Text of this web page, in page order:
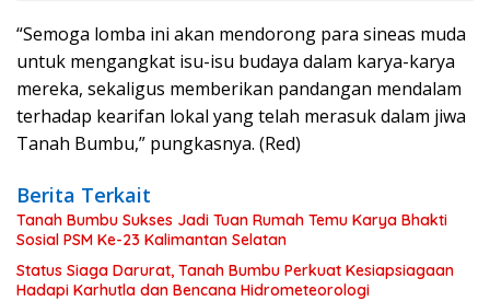
“Semoga lomba ini akan mendorong para sineas muda
untuk mengangkat isu-isu budaya dalam karya-karya
mereka, sekaligus memberikan pandangan mendalam
terhadap kearifan lokal yang telah merasuk dalam jiwa
Tanah Bumbu,” pungkasnya. (Red)
Berita Terkait
Tanah Bumbu Sukses Jadi Tuan Rumah Temu Karya Bhakti
Sosial PSM Ke-23 Kalimantan Selatan
Status Siaga Darurat, Tanah Bumbu Perkuat Kesiapsiagaan
Hadapi Karhutla dan Bencana Hidrometeorologi